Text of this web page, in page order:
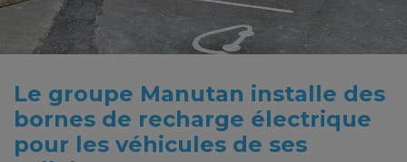
Le groupe Manutan installe des
bornes de recharge électrique
pour les véhicules de ses